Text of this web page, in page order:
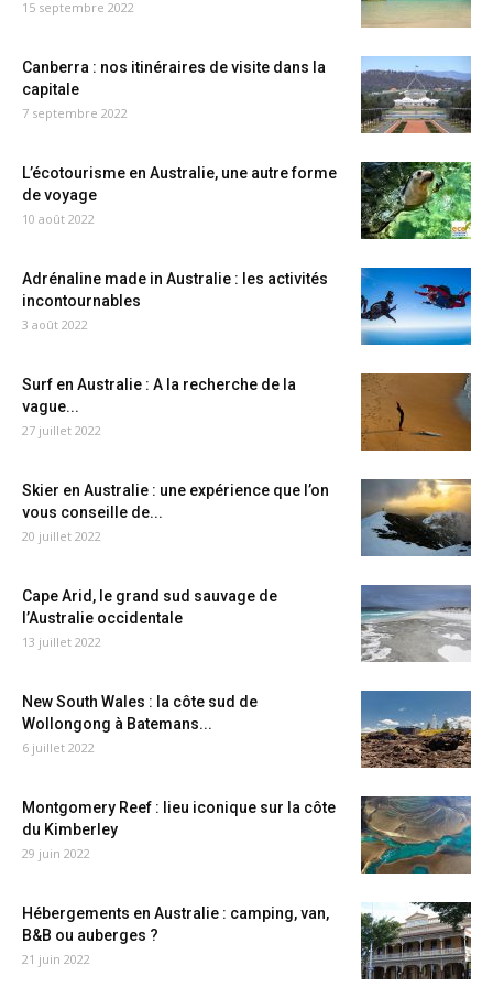
15 septembre 2022
Canberra : nos itinéraires de visite dans la
capitale
7 septembre 2022
L’écotourisme en Australie, une autre forme
de voyage
10 août 2022
Adrénaline made in Australie : les activités
incontournables
3 août 2022
Surf en Australie : A la recherche de la
vague...
27 juillet 2022
Skier en Australie : une expérience que l’on
vous conseille de...
20 juillet 2022
Cape Arid, le grand sud sauvage de
l’Australie occidentale
13 juillet 2022
New South Wales : la côte sud de
Wollongong à Batemans...
6 juillet 2022
Montgomery Reef : lieu iconique sur la côte
du Kimberley
29 juin 2022
Hébergements en Australie : camping, van,
B&B ou auberges ?
21 juin 2022